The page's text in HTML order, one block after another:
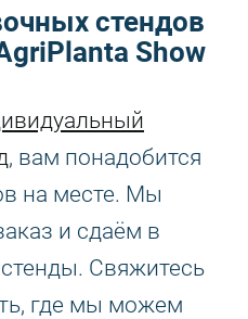
стендов
Show
, вам понадобится
на месте. Мы
и сдаём в
Свяжитесь
где мы можем